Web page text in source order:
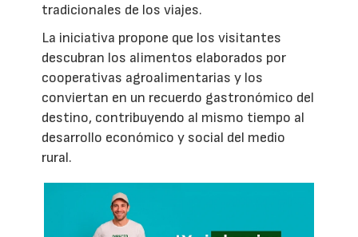
tradicionales de los viajes.
La iniciativa propone que los visitantes
descubran los alimentos elaborados por
cooperativas agroalimentarias y los
conviertan en un recuerdo gastronómico del
destino, contribuyendo al mismo tiempo al
desarrollo económico y social del medio
rural.